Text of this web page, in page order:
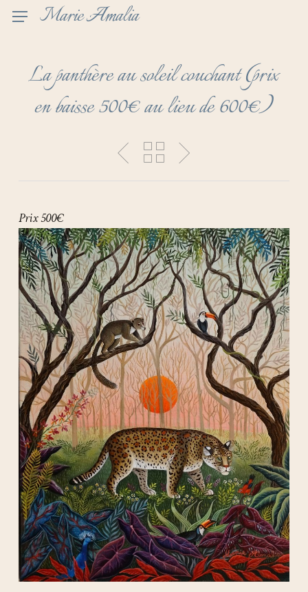
Skip
content
Marie Amalia
La panthère au soleil couchant (prix
en baisse 500€ au lieu de 600€)
Prix 500€